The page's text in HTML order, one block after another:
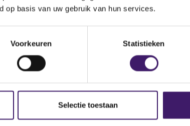
op basis van uw gebruik van hun services.
Voorkeuren Statistieken
Selectie toestaan
asm-2023-12-31-en-a2304-